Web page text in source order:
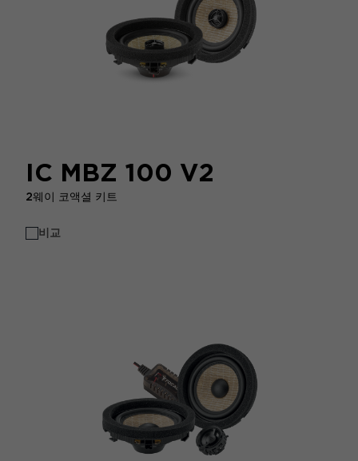
IC MBZ 100 V2
2웨이 코액셜 키트
비교